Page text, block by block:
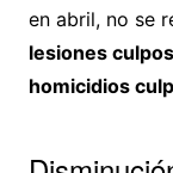
en abril, no se
lesiones
homicidios